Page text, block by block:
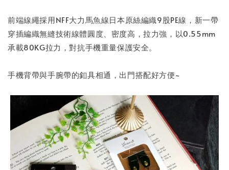
前端線繩採用NFF大力馬魚線日本原絲編織9股PE線，新一帶
穿插編織無縫技術線體圓度、密度高，拉力強，以0.55mm
承載80KG拉力，對抗手機重量保護安全。
手機背帶與手腕帶的釦具相通，出門搭配好方便~